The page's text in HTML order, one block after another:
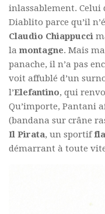
inlassablement. Celui
Diablito parce qu’il
Claudio Chiappucci
lamontagne. Mais
panache, il n’a pas
voit affublé d’un
l’Elefantino, qui
Qu’importe, Pantani
(bandana sur crâne
Il Pirata, un sportif
démarrant à toute